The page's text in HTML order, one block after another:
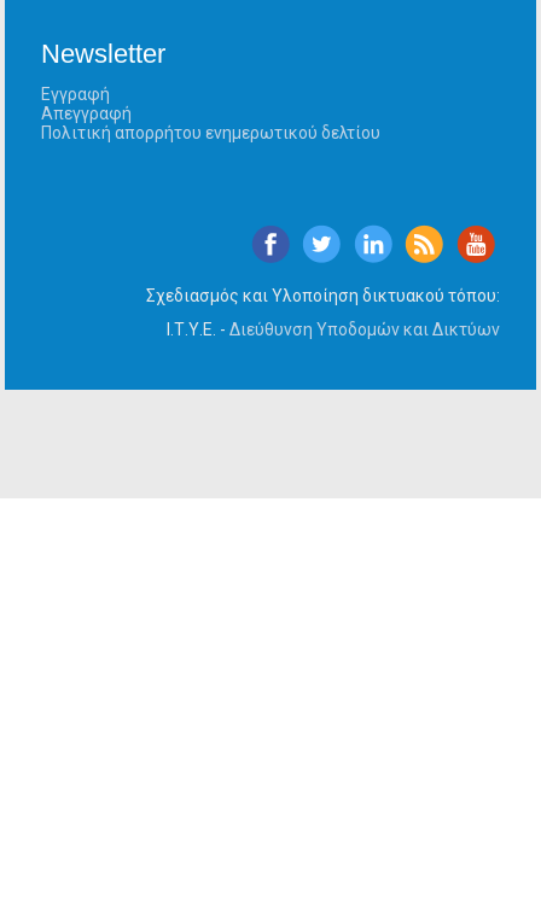
Newsletter
Εγγραφή
Απεγγραφή
Πολιτική απορρήτου ενημερωτικού δελτίου
Σχεδιασμός και Υλοποίηση δικτυακού τόπου:
Ι.Τ.Υ.Ε. - Διεύθυνση Υποδομών και Δικτύων